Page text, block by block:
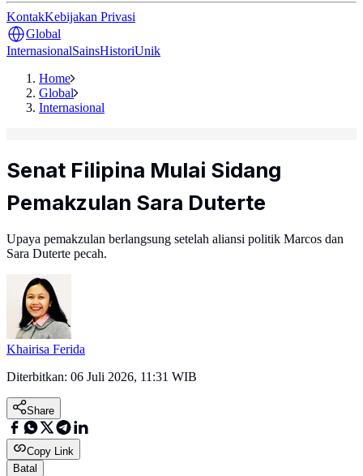
KontakKebijakan Privasi
Global
InternasionalSainsHistoriUnik
Home
Global
Internasional
Senat Filipina Mulai Sidang
Pemakzulan Sara Duterte
Upaya pemakzulan berlangsung setelah aliansi politik Marcos dan
Sara Duterte pecah.
Khairisa Ferida
Diterbitkan: 06 Juli 2026, 11:31 WIB
Share
Copy Link
Batal